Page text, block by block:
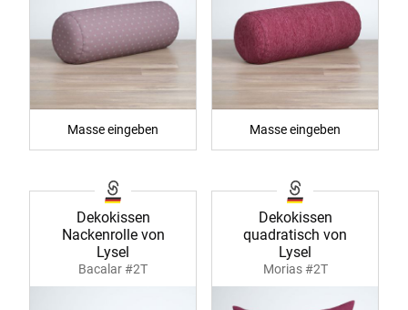
Masse eingeben Masse eingeben
Dekokissen
Nackenrolle von
Lysel
Bacalar #2T
Dekokissen
quadratisch von
Lysel
Morias #2T